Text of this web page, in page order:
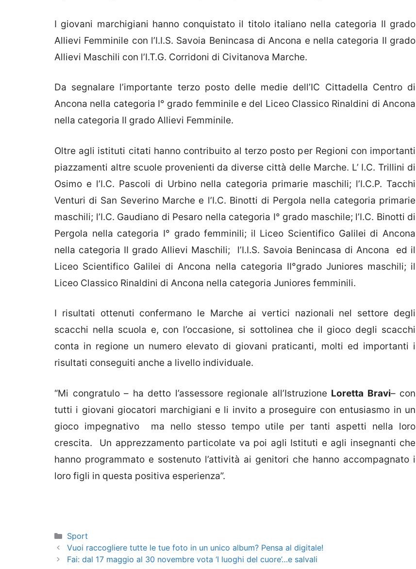
I giovani marchigiani hanno conquistato il titolo italiano nella categoria II grado
Allievi Femminile con l’I.I.S. Savoia Benincasa di Ancona e nella categoria II grado
Allievi Maschili con l’I.T.G. Corridoni di Civitanova Marche.
Da segnalare l’importante terzo posto delle medie dell’IC Cittadella Centro di
Ancona nella categoria I° grado femminile e del Liceo Classico Rinaldini di Ancona
nella categoria II grado Allievi Femminile.
Oltre agli istituti citati hanno contribuito al terzo posto per Regioni con importanti
piazzamenti altre scuole provenienti da diverse città delle Marche. L’ I.C. Trillini di
Osimo e l’I.C. Pascoli di Urbino nella categoria primarie maschili; l’I.C.P. Tacchi
Venturi di San Severino Marche e l’I.C. Binotti di Pergola nella categoria primarie
maschili; l’I.C. Gaudiano di Pesaro nella categoria I° grado maschile; l’I.C. Binotti di
Pergola nella categoria I° grado femminili; il Liceo Scientifico Galilei di Ancona
nella categoria II grado Allievi Maschili; l’I.I.S. Savoia Benincasa di Ancona ed il
Liceo Scientifico Galilei di Ancona nella categoria II°grado Juniores maschili; il
Liceo Classico Rinaldini di Ancona nella categoria Juniores femminili.
I risultati ottenuti confermano le Marche ai vertici nazionali nel settore degli
scacchi nella scuola e, con l’occasione, si sottolinea che il gioco degli scacchi
conta in regione un numero elevato di giovani praticanti, molti ed importanti i
risultati conseguiti anche a livello individuale.
“Mi congratulo – ha detto l’assessore regionale all’Istruzione Loretta Bravi– con
tutti i giovani giocatori marchigiani e li invito a proseguire con entusiasmo in un
gioco impegnativo ma nello stesso tempo utile per tanti aspetti nella loro
crescita. Un apprezzamento particolate va poi agli Istituti e agli insegnanti che
hanno programmato e sostenuto l’attività ai genitori che hanno accompagnato i
loro figli in questa positiva esperienza”.
Categorie
Sport
Vuoi raccogliere tutte le tue foto in un unico album? Pensa al digitale!
Fai: dal 17 maggio al 30 novembre vota ‘I luoghi del cuore’…e salvali